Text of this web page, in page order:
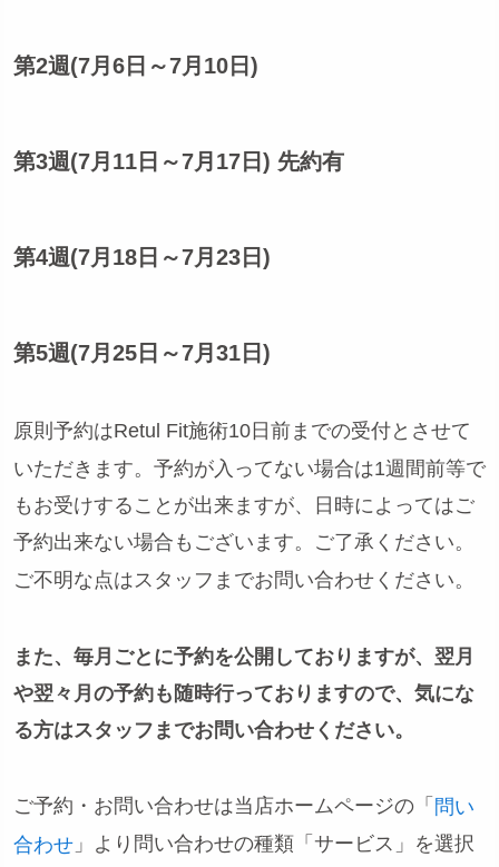
第2週(7月6日～7月10日)
第3週(7月11日～7月17日) 先約有
第4週(7月18日～7月23日)
第5週(7月25日～7月31日)
原則予約はRetul Fit施術10日前までの受付とさせて
いただきます。予約が入ってない場合は1週間前等で
もお受けすることが出来ますが、日時によってはご
予約出来ない場合もございます。ご了承ください。
ご不明な点はスタッフまでお問い合わせください。
また、毎月ごとに予約を公開しておりますが、翌月
や翌々月の予約も随時行っておりますので、気にな
る方はスタッフまでお問い合わせください。
ご予約・お問い合わせは当店ホームページの「 問い
合わせ」より問い合わせの種類「サービス」を選択